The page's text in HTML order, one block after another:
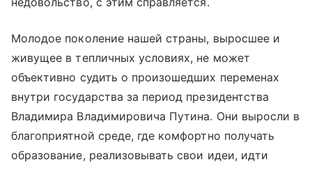
Молодое поколение нашей страны, выросшее и
живущее в тепличных условиях, не может
объективно судить о произошедших переменах
внутри государства за период президентства
Владимира Владимировича Путина. Они выросли в
благоприятной среде, где комфортно получать
образование, реализовывать свои идеи, идти